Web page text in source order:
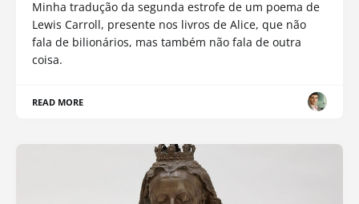
Minha tradução da segunda estrofe de um poema de
Lewis Carroll, presente nos livros de Alice, que não
fala de bilionários, mas também não fala de outra
coisa.
READ MORE